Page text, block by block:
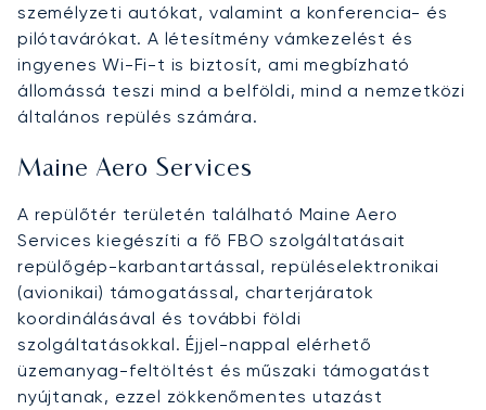
személyzeti autókat, valamint a konferencia- és
pilótavárókat. A létesítmény vámkezelést és
ingyenes Wi-Fi-t is biztosít, ami megbízható
állomássá teszi mind a belföldi, mind a nemzetközi
általános repülés számára.
Maine Aero Services
A repülőtér területén található Maine Aero
Services kiegészíti a fő FBO szolgáltatásait
repülőgép-karbantartással, repüléselektronikai
(avionikai) támogatással, charterjáratok
koordinálásával és további földi
szolgáltatásokkal. Éjjel-nappal elérhető
üzemanyag-feltöltést és műszaki támogatást
nyújtanak, ezzel zökkenőmentes utazást